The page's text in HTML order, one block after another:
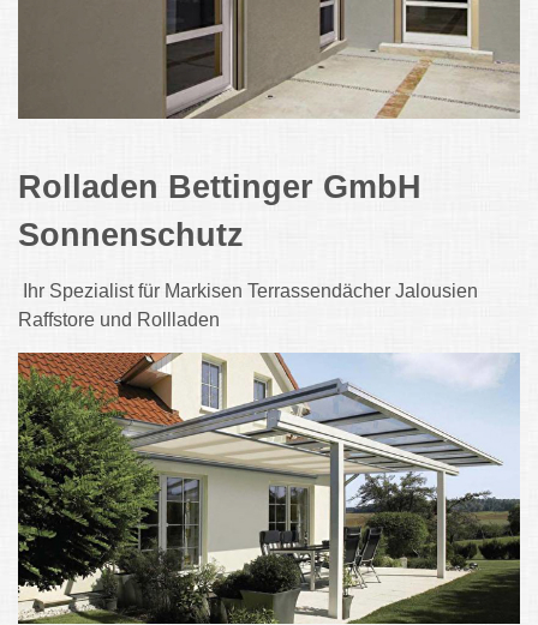
Rolladen Bettinger GmbH
Sonnenschutz
Ihr Spezialist für Markisen Terrassendächer Jalousien
Raffstore und Rollladen